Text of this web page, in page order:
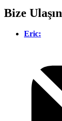
Bize Ulaşın
Eric: